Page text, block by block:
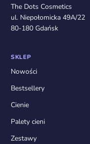
The Dots Cosmetics
ul. Niepołomicka 49A/22
80-180 Gdańsk
SKLEP
Nowości
Bestsellery
Cienie
Palety cieni
Zestawy